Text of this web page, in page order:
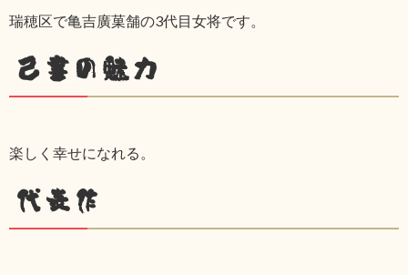
瑞穂区で亀吉廣菓舗の3代目女将です。
己書の魅力
楽しく幸せになれる。
代表作